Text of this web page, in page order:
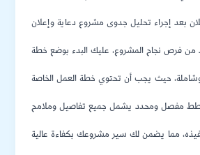
بعد إجراء تحليل جدوى مشروع دعاية وإعلان
من فرص نجاح المشروع، عليك البدء بوضع خطة
وشاملة، حيث يجب أن تحتوي خطة العمل الخاصة
مفصل ومحدد يشمل جميع تفاصيل وملامح
مما يضمن لك سير مشروعك بكفاءة عالية